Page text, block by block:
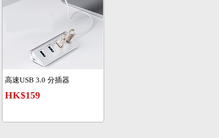
高速USB 3.0 分插器
HK$159